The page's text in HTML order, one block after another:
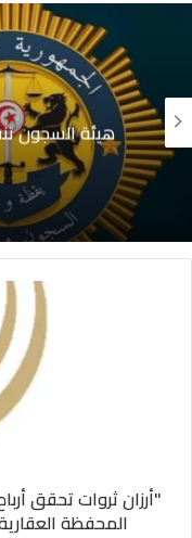
هيئة السجون
"أرزان ثروات تحقق
المحفظة